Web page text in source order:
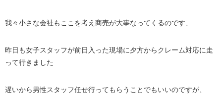
我々小さな会社もここを考え商売が大事なってくるのです、
昨日も女子スタッフが前日入った現場に夕方からクレーム対応に走
って行きました
遅いから男性スタッフ任せ行ってもらうことでもいいのですが、